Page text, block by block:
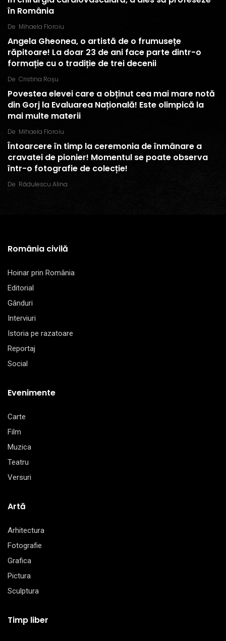
în România
De Mihaela Floroiu
Angela Gheonea, o artistă de o frumusețe
răpitoare! La doar 23 de ani face parte dintr-o
formație cu o tradiție de trei decenii
De Cristina Roșu
Povestea elevei care a obținut cea mai mare notă
din Gorj la Evaluarea Națională! Este olimpică la
mai multe materii
De Mihaela Floroiu
Întoarcere în timp la ceremonia de înmânare a
cravatei de pionier! Momentul se poate observa
într-o fotografie de colecție!
De Rădulescu Alina
România civilă
Hoinar prin România
Editorial
Gânduri
Interviuri
Istoria pe razatoare
Reportaj
Social
Evenimente
Carte
Film
Muzica
Teatru
Versuri
Artă
Arhitectura
Fotografie
Grafica
Pictura
Sculptura
Timp liber